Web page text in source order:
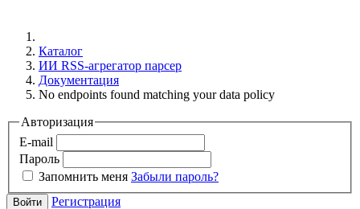
Каталог
ИИ RSS-агрегатор парсер
Документация
No endpoints found matching your data policy
Авторизация
E-mail
Пароль
Запомнить меня Забыли пароль?
Войти Регистрация